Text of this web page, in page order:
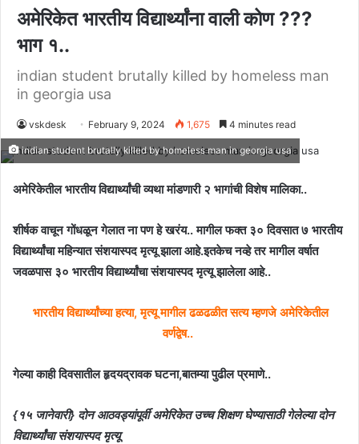
अमेरिकेत भारतीय विद्यार्थ्यांना वाली कोण ???
भाग १..
indian student brutally killed by homeless man
in georgia usa
vskdesk February 9, 2024 1,675 4 minutes read
indian student brutally killed by homeless man in georgia usa
अमेरिकेतील भारतीय विद्यार्थ्यांची व्यथा मांडणारी २ भागांची विशेष मालिका..
शीर्षक वाचून गोंधळून गेलात ना पण हे खरंय.. मागील फक्त ३० दिवसात ७ भारतीय
विद्यार्थ्यांचा महिन्यात संशयास्पद मृत्यू झाला आहे.इतकेच नव्हे तर मागील वर्षात
जवळपास ३० भारतीय विद्यार्थ्यांचा संशयास्पद मृत्यू झालेला आहे..
भारतीय विद्यार्थ्यांच्या हत्या, मृत्यू मागील ढळढळीत सत्य म्हणजे अमेरिकेतील
वर्णद्वेष..
गेल्या काही दिवसातील हृदयद्रावक घटना,बातम्या पुढील प्रमाणे..
{१५ जानेवारी} दोन आठवड्यांपूर्वी अमेरिकेत उच्च शिक्षण घेण्यासाठी गेलेल्या दोन
विद्यार्थ्यांचा संशयास्पद मृत्यू